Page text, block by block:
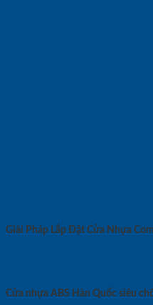
Giải Pháp Lắp Đặt Cửa Nhựa
Cửa nhựa ABS Hàn Quốc siêu